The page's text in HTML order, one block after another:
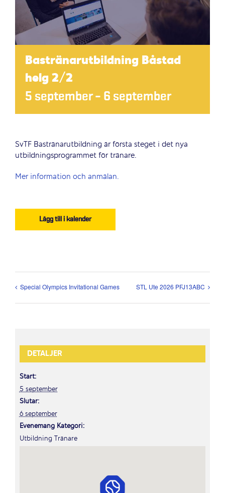
Bastränarutbildning Båstad
helg 2/2
5 september– 6 september
SvTF Bastränarutbildning är första steget i det nya
utbildningsprogrammet för tränare.
Mer information och anmälan.
Lägg till i kalender
Special Olympics Invitational Games STL Ute 2026 PFJ13ABC
DETALJER
Start:
5 september
Slutar:
6 september
Evenemang Kategori:
Utbildning Tränare